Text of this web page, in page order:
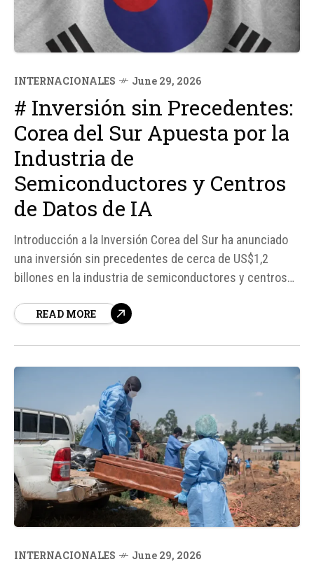
INTERNACIONALES June 29, 2026
# Inversión sin Precedentes:
Corea del Sur Apuesta por la
Industria de
Semiconductores y Centros
de Datos de IA
Introducción a la Inversión Corea del Sur ha anunciado
una inversión sin precedentes de cerca de US$1,2
billones en la industria de semiconductores y centros
próximos años. Esta movida se produce en un contexto
READ MORE
INTERNACIONALES June 29, 2026